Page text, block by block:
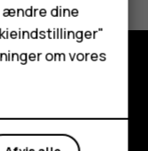
ændre dine
om vores